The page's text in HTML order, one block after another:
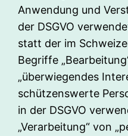
Anwendung und
der DSGVO
statt der im
Begriffe
„überwiegendes
schützenswerte
in der DSGVO
„Verarbeitung“ von